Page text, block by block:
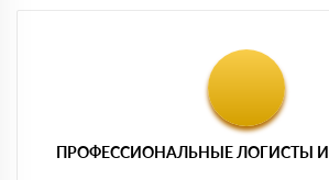
ПРОФЕССИОНАЛЬНЫЕ ЛОГИСТЫ